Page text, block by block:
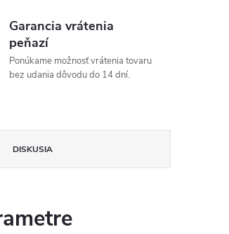
Garancia vrátenia
peňazí
Ponúkame možnosť vrátenia tovaru
bez udania dôvodu do 14 dní.
DISKUSIA